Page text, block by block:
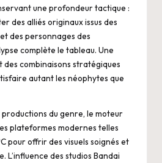
une profondeur tactique :
des alliés originaux issus des
des personnages des
complète le tableau. Une
des combinaisons stratégiques
autant les néophytes que
productions du genre, le moteur
plateformes modernes telles
pour offrir des visuels soignés et
L’influence des studios Bandai